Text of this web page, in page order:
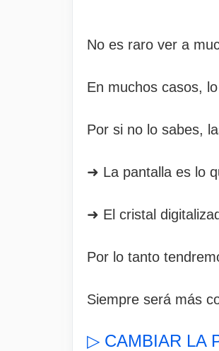
No es raro ver a
En muchos casos,
Por si no lo sabes,
➜ La pantalla es lo
➜ El cristal
Por lo tanto
Siempre será más
▷ CAMBIAR LA